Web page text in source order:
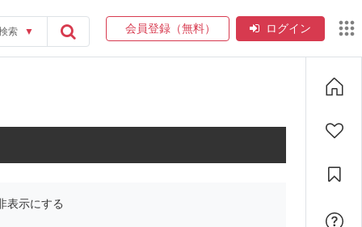
索 ▼ 会員登録（無料） ログイン
表示にする